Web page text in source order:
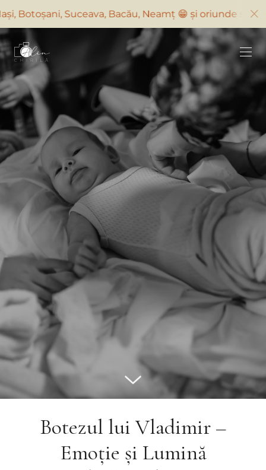
Bacău, Neamț 😁 și oriunde suntem solicitați
Botezul lui Vladimir –
Emoție și Lumină